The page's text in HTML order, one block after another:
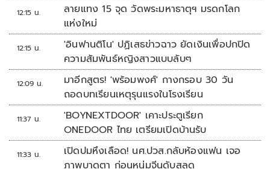
12:15 น.
ลายแทง 15 จุด วัดพระมหาธาตุฯ มรดกโลก
แห่งใหม่
12:15 น.
'อินฟานติโน' ปฏิเสธข่าวฉาว ยัดเงินเพื่อปกปิด
ความสัมพันธ์หญิงสาวแบบลับๆ
12:09 น.
มาอีกสูตร! 'พร้อมพงศ์' กางกรอบ 30 วัน
ถอดบทเรียนเหตุรุนแรงในโรงเรียน
11:37 น.
'BOYNEXTDOOR' เคาะประตูเรียก
ONEDOOR ไทย เตรียมเปิดบ้านรับ
11:33 น.
เปิดปมหึงเลือด! นศ.ปวส.กลับห้องแฟน เจอ
ภาพบาดตา ก่อนหนุ่มจีนดับสลด